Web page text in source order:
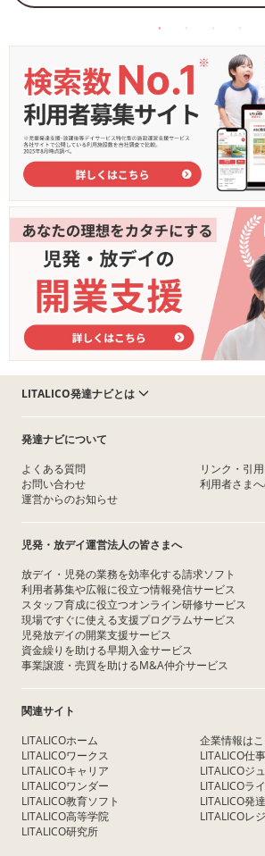
LITALICO発達ナビとは
発達ナビについて
よくある質問
お問い合わせ
運営からのお知らせ
リンク・引
利用者さま
児発・放デイ運営法人の皆さまへ
放デイ・児発の業務を効率化する請求ソフト
利用者募集や広報に役立つ情報発信サービス
スタッフ育成に役立つオンライン研修サービス
現場ですぐに使える支援プログラムサービス
児発放デイの開業支援サービス
資金繰りを助ける早期入金サービス
事業譲渡・売買を助けるM&A仲介サービス
関連サイト
LITALICOホーム
LITALICOワークス
LITALICOキャリア
LITALICOワンダー
LITALICO教育ソフト
LITALICO高等学院
LITALICO研究所
企業情報は
LITALICO仕
LITALICOジ
LITALICOラ
LITALICO発
LITALICOレ